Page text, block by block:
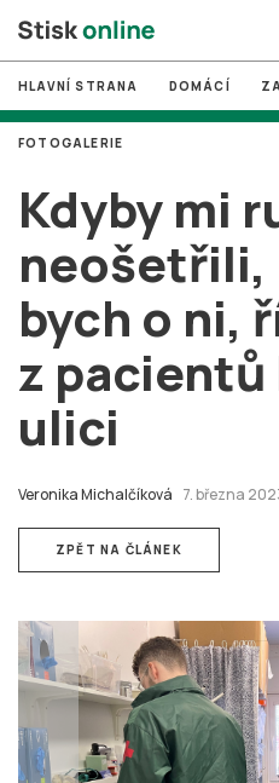
# MUNI
# Brno
# volby
login PŘIHLÁSIT SE
Zapomněli jste heslo?
Založit nový účet
HLAVNÍ STRANA DOMÁCÍ
Kdyby mi
neošetřili,
bych o ni,
z pacientů
ulici
Veronika Michalčíková 7. března
FOTOGALERIE
ZPĚT NA ČLÁNEK